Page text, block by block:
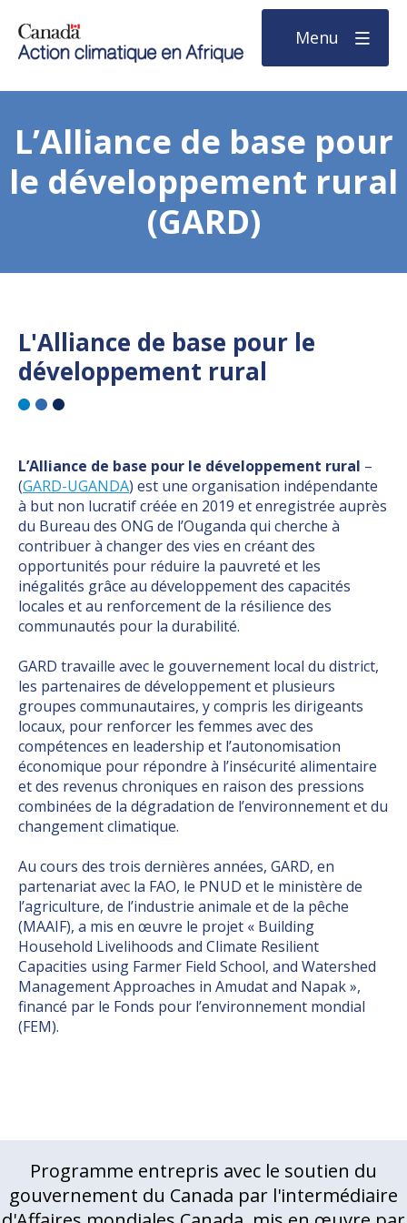
Menu
L’Alliance de base pour
le développement rural
(GARD)
L'Alliance de base pour le
développement rural
L’Alliance de base pour le développement rural –
(GARD-UGANDA) est une organisation indépendante
à but non lucratif créée en 2019 et enregistrée auprès
du Bureau des ONG de l’Ouganda qui cherche à
contribuer à changer des vies en créant des
opportunités pour réduire la pauvreté et les
inégalités grâce au développement des capacités
locales et au renforcement de la résilience des
communautés pour la durabilité.
GARD travaille avec le gouvernement local du district,
les partenaires de développement et plusieurs
groupes communautaires, y compris les dirigeants
locaux, pour renforcer les femmes avec des
compétences en leadership et l’autonomisation
économique pour répondre à l’insécurité alimentaire
et des revenus chroniques en raison des pressions
combinées de la dégradation de l’environnement et du
changement climatique.
Au cours des trois dernières années, GARD, en
partenariat avec la FAO, le PNUD et le ministère de
l’agriculture, de l’industrie animale et de la pêche
(MAAIF), a mis en œuvre le projet « Building
Household Livelihoods and Climate Resilient
Capacities using Farmer Field School, and Watershed
Management Approaches in Amudat and Napak »,
financé par le Fonds pour l’environnement mondial
(FEM).
Programme entrepris avec le soutien du
gouvernement du Canada par l'intermédiaire